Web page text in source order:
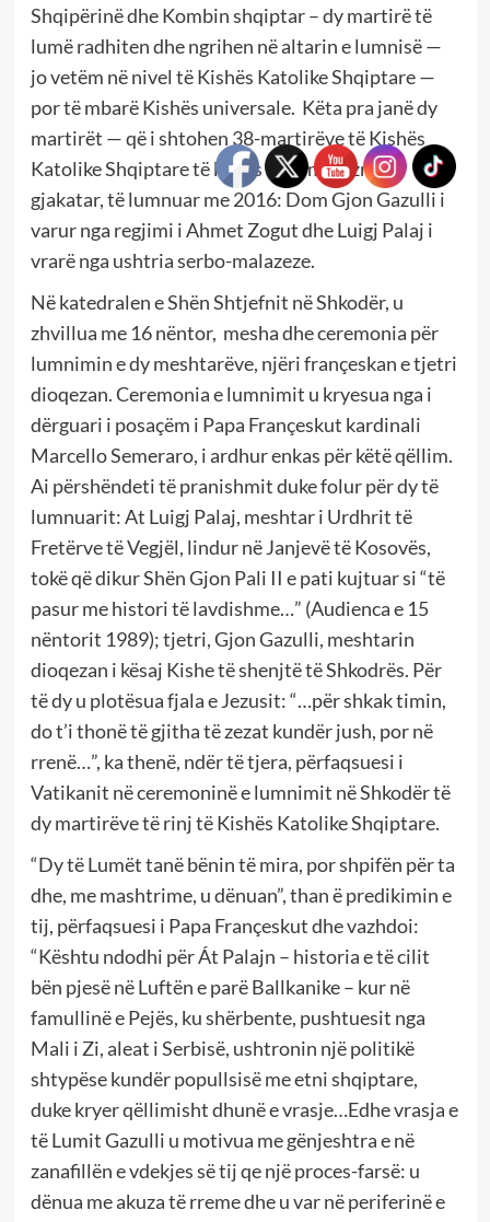
Shqipërinë dhe Kombin shqiptar – dy martirë të
lumë radhiten dhe ngrihen në altarin e lumnisë —
jo vetëm në nivel të Kishës Katolike Shqiptare —
por të mbarë Kishës universale. Këta pra janë dy
martirët — që i shtohen 38-martirëve të Kishës
Katolike Shqiptare të kohës së komunizmit
gjakatar, të lumnuar me 2016: Dom Gjon Gazulli i
varur nga regjimi i Ahmet Zogut dhe Luigj Palaj i
vrarë nga ushtria serbo-malazeze.
Në katedralen e Shën Shtjefnit në Shkodër, u
zhvillua me 16 nëntor, mesha dhe ceremonia për
lumnimin e dy meshtarëve, njëri françeskan e tjetri
dioqezan. Ceremonia e lumnimit u kryesua nga i
dërguari i posaçëm i Papa Françeskut kardinali
Marcello Semeraro, i ardhur enkas për këtë qëllim.
Ai përshëndeti të pranishmit duke folur për dy të
lumnuarit: At Luigj Palaj, meshtar i Urdhrit të
Fretërve të Vegjël, lindur në Janjevë të Kosovës,
tokë që dikur Shën Gjon Pali II e pati kujtuar si “të
pasur me histori të lavdishme…” (Audienca e 15
nëntorit 1989); tjetri, Gjon Gazulli, meshtarin
dioqezan i kësaj Kishe të shenjtë të Shkodrës. Për
të dy u plotësua fjala e Jezusit: “…për shkak timin,
do t’i thonë të gjitha të zezat kundër jush, por në
rrenë…”, ka thenë, ndër të tjera, përfaqsuesi i
Vatikanit në ceremoninë e lumnimit në Shkodër të
dy martirëve të rinj të Kishës Katolike Shqiptare.
“Dy të Lumët tanë bënin të mira, por shpifën për ta
dhe, me mashtrime, u dënuan”, than ë predikimin e
tij, përfaqsuesi i Papa Françeskut dhe vazhdoi:
“Kështu ndodhi për Át Palajn – historia e të cilit
bën pjesë në Luftën e parë Ballkanike – kur në
famullinë e Pejës, ku shërbente, pushtuesit nga
Mali i Zi, aleat i Serbisë, ushtronin një politikë
shtypëse kundër popullsisë me etni shqiptare,
duke kryer qëllimisht dhunë e vrasje…Edhe vrasja e
të Lumit Gazulli u motivua me gënjeshtra e në
zanafillën e vdekjes së tij qe një proces-farsë: u
dënua me akuza të rreme dhe u var në periferinë e